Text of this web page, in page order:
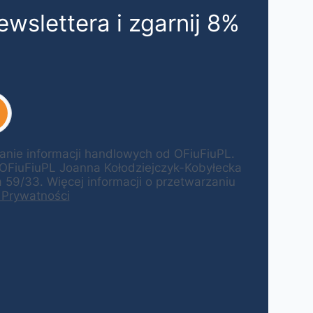
i zgarnij 8%
informacji handlowych od OFiuFiuPL.
Joanna Kołodziejczyk-Kobyłecka
33. Więcej informacji o przetwarzaniu